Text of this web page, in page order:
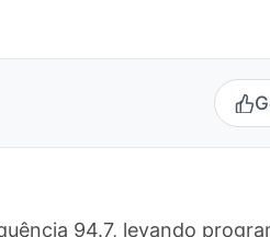
94.7, levando